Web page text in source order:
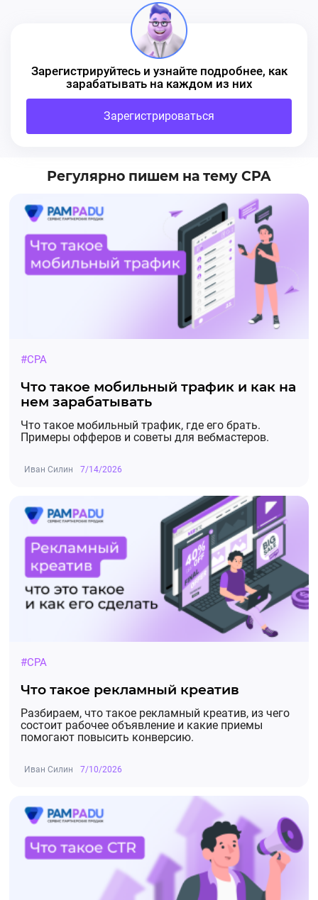
Зарегистрируйтесь и узнайте подробнее, как
зарабатывать на каждом из них
Зарегистрироваться
Регулярно пишем на тему CPA
#CPA
Что такое мобильный трафик и как на
нем зарабатывать
Что такое мобильный трафик, где его брать.
Примеры офферов и советы для вебмастеров.
Иван Силин 7/14/2026
#CPA
Что такое рекламный креатив
Разбираем, что такое рекламный креатив, из чего
состоит рабочее объявление и какие приемы
помогают повысить конверсию.
Иван Силин 7/10/2026